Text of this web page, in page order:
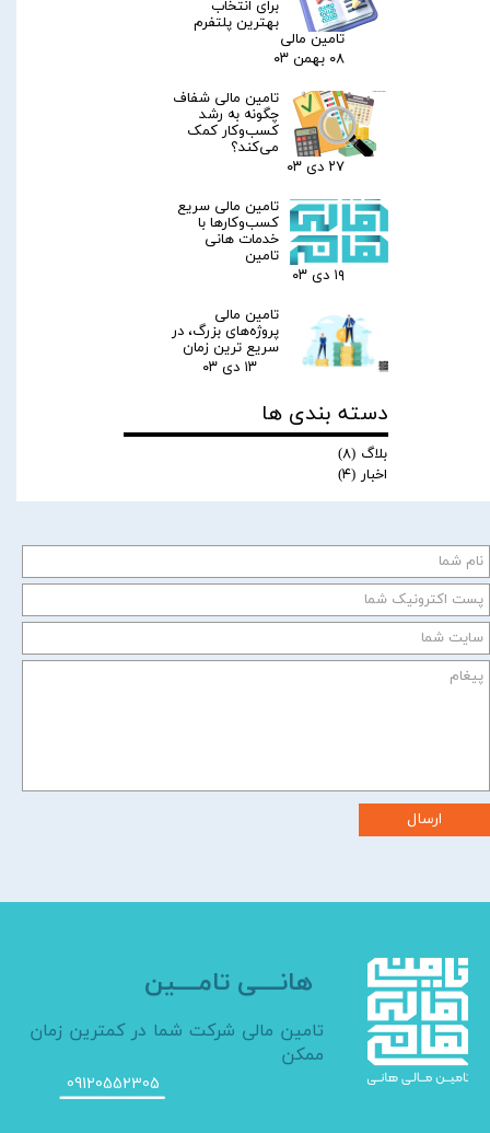
ارسال
برای انتخاب
بهترین پلتفرم
تامین مالی
۰۸ بهمن ۰۳
تامین مالی شفاف
چگونه به رشد
کسب‌وکار کمک
می‌کند؟
۲۷ دی ۰۳
تامین مالی سریع
کسب‌وکارها با
خدمات هانی
تامین
۱۹ دی ۰۳
تامین مالی
پروژه‌های بزرگ، در
سریع ترین زمان
۱۳ دی ۰۳
دسته بندی ها
بلاگ (۸)
اخبار (۴)
هانــــی تامــــین
تامین مالی شرکت شما در کمترین زمان
ممکن
09120552305